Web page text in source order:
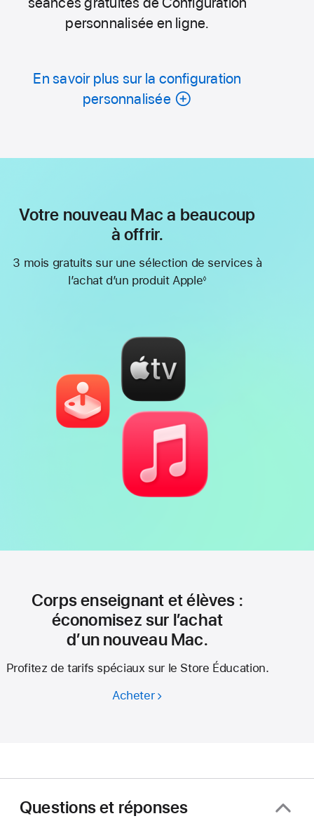
personnalisée en ligne.
En savoir plus sur la configuration
personnalisée
Votre nouveau Mac a beaucoup
à offrir.
3 mois gratuits sur une sélection de services à
l’achat d’un produit Apple◊
Corps enseignant et élèves :
économisez sur l’achat
d’un nouveau Mac.
Profitez de tarifs spéciaux sur le Store Éducation.
AcheterCorps
d’un nouveau Mac.
Questions et réponses